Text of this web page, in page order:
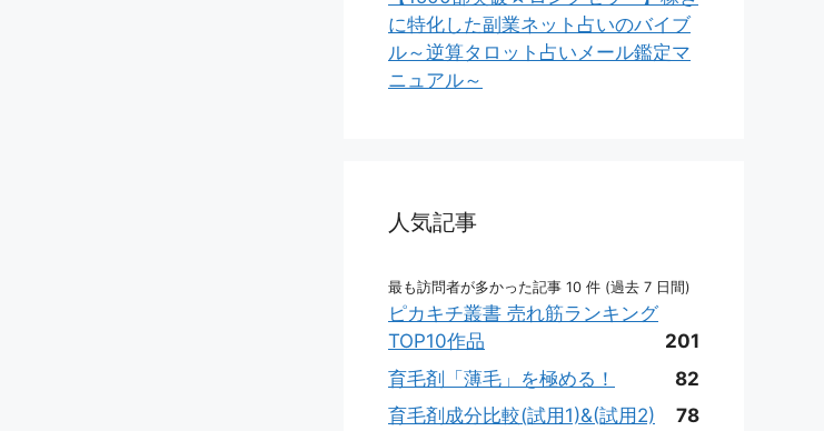
に特化した副業ネット占いのバイブ
ル～逆算タロット占いメール鑑定マ
ニュアル～
人気記事
最も訪問者が多かった記事 10 件 (過去 7 日間)
ピカキチ叢書 売れ筋ランキング
TOP10作品
201
育毛剤「薄毛」を極める！
82
育毛剤成分比較(試用1)&(試用2)
78